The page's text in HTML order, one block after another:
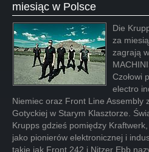
miesiąc w Polsce
Die
za
zagrają
Czołowi
electro
Niemiec oraz Front Line Assembly
Gotyckiej w Starym Klasztorze.
Krupps gdzieś pomiędzy
jako pionierów elektronicznej i
takie jak Front 242 i Nitzer Ebb